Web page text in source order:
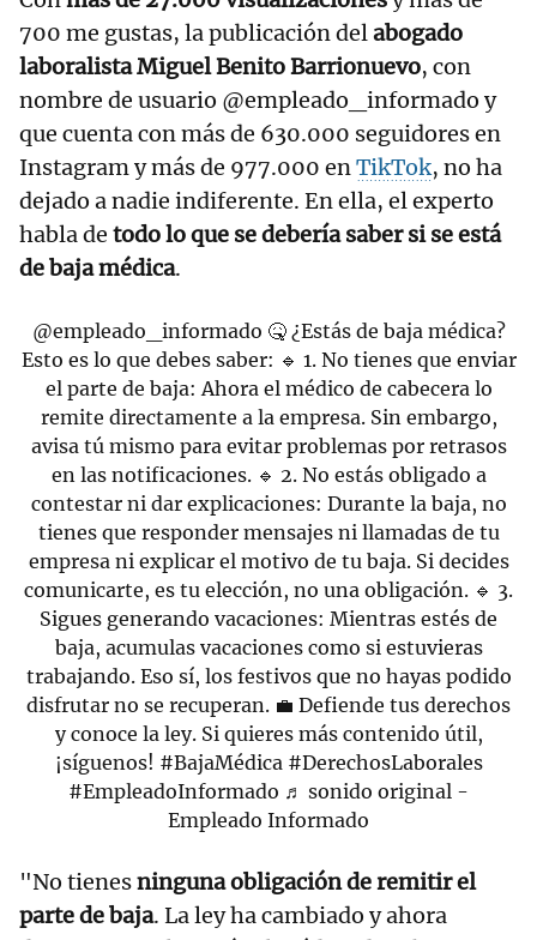
700 me gustas, la publicación delabogado
laboralista Miguel Benito Barrionuevo, con
nombre de usuario @empleado_informado y
que cuenta con más de 630.000 seguidores en
Instagram y más de 977.000 enTikTok, no ha
dejado a nadie indiferente. En ella, el experto
habla de todo lo que se debería saber si se está
de baja médica.
@empleado_informado 🤒 ¿Estás de baja médica?
Esto es lo que debes saber: 🔹 1. No tienes que enviar
el parte de baja: Ahora el médico de cabecera lo
remite directamente a la empresa. Sin embargo,
avisa tú mismo para evitar problemas por retrasos
en las notificaciones. 🔹 2. No estás obligado a
contestar ni dar explicaciones: Durante la baja, no
tienes que responder mensajes ni llamadas de tu
empresa ni explicar el motivo de tu baja. Si decides
comunicarte, es tu elección, no una obligación. 🔹 3.
Sigues generando vacaciones: Mientras estés de
baja, acumulas vacaciones como si estuvieras
trabajando. Eso sí, los festivos que no hayas podido
disfrutar no se recuperan. 💼 Defiende tus derechos
y conoce la ley. Si quieres más contenido útil,
¡síguenos! #BajaMédica #DerechosLaborales
#EmpleadoInformado ♬ sonido original -
Empleado Informado
"No tienesninguna obligación de remitir el
parte de baja. La ley ha cambiado y ahora